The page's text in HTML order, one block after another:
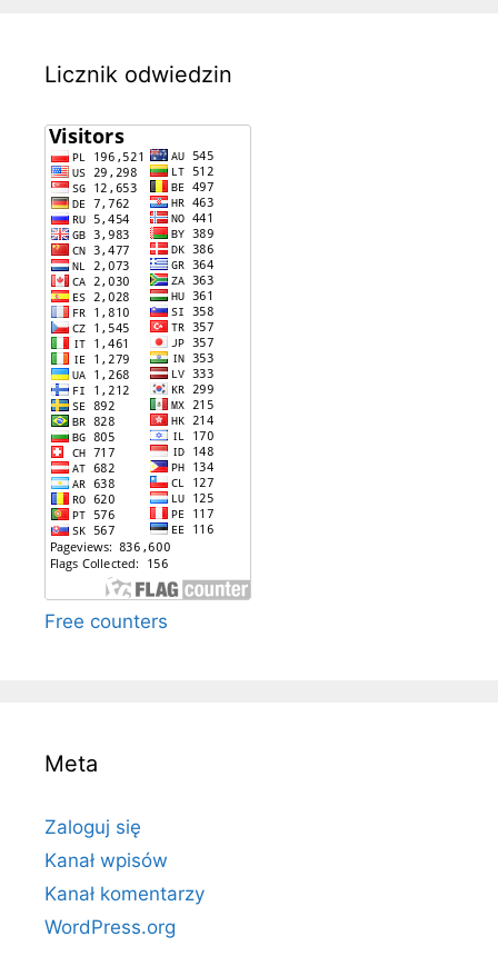
Licznik odwiedzin
Free counters
Meta
Zaloguj się
Kanał wpisów
Kanał komentarzy
WordPress.org